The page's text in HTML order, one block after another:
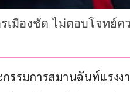
เมืองชัด ไม่ตอบโจทย์
รรมการสมานฉันท์แรงง